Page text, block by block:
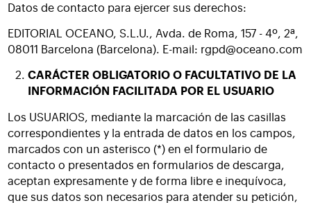
Datos de contacto para ejercer sus derechos:
EDITORIAL OCEANO, S.L.U., Avda. de Roma, 157 - 4º, 2ª,
08011 Barcelona (Barcelona). E-mail: rgpd@oceano.com
CARÁCTER OBLIGATORIO O FACULTATIVO DE LA
INFORMACIÓN FACILITADA POR EL USUARIO
Los USUARIOS, mediante la marcación de las casillas
correspondientes y la entrada de datos en los campos,
marcados con un asterisco (*) en el formulario de
contacto o presentados en formularios de descarga,
aceptan expresamente y de forma libre e inequívoca,
que sus datos son necesarios para atender su petición,